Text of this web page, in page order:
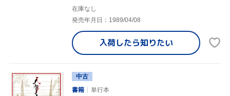
在庫なし
発売年月日：1989/04/08
入荷したら知りたい
中古
書籍
単行本